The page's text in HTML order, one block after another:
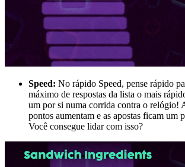
Speed: No rápido Speed, pense rápido
máximo de respostas da lista o mais
um por si numa corrida contra o relógio!
pontos aumentam e as apostas ficam um
Você consegue lidar com isso?